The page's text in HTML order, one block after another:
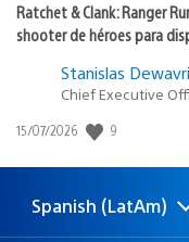
Ratchet & Clank: Ranger
shooter de héroes para
Stanislas
Chief Executive
Fecha
publicación:
15/07/2026 9
Elige
Región
Spanish (LatAm)